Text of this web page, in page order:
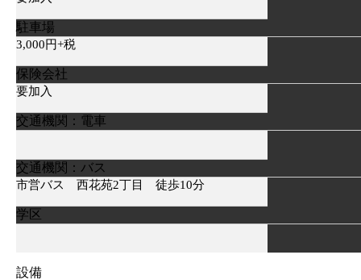
駐車場
3,000円+税
保険会社
要加入
交通機関：電車
交通機関：バス
市営バス 西花苑2丁目 徒歩10分
学区
設備